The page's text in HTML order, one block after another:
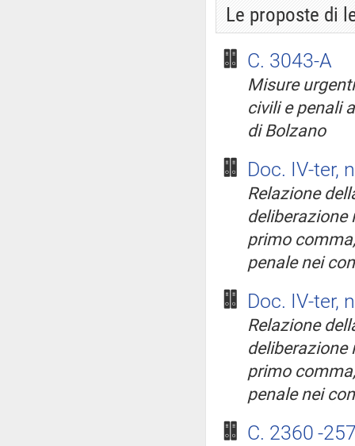
Le proposte di
C. 3043-A
Misure
civili e penali
di Bolzano
Doc. IV-ter,
Relazione
deliberazione
primo
penale nei
Doc. IV-ter,
Relazione
deliberazione
primo
penale nei
C. 2360 -